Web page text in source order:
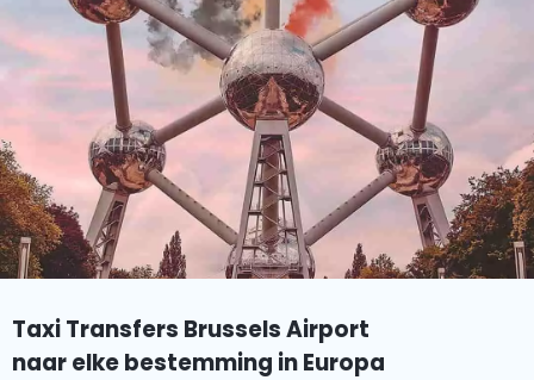
Taxi Transfers Brussels Airport
naar elke bestemming in Europa